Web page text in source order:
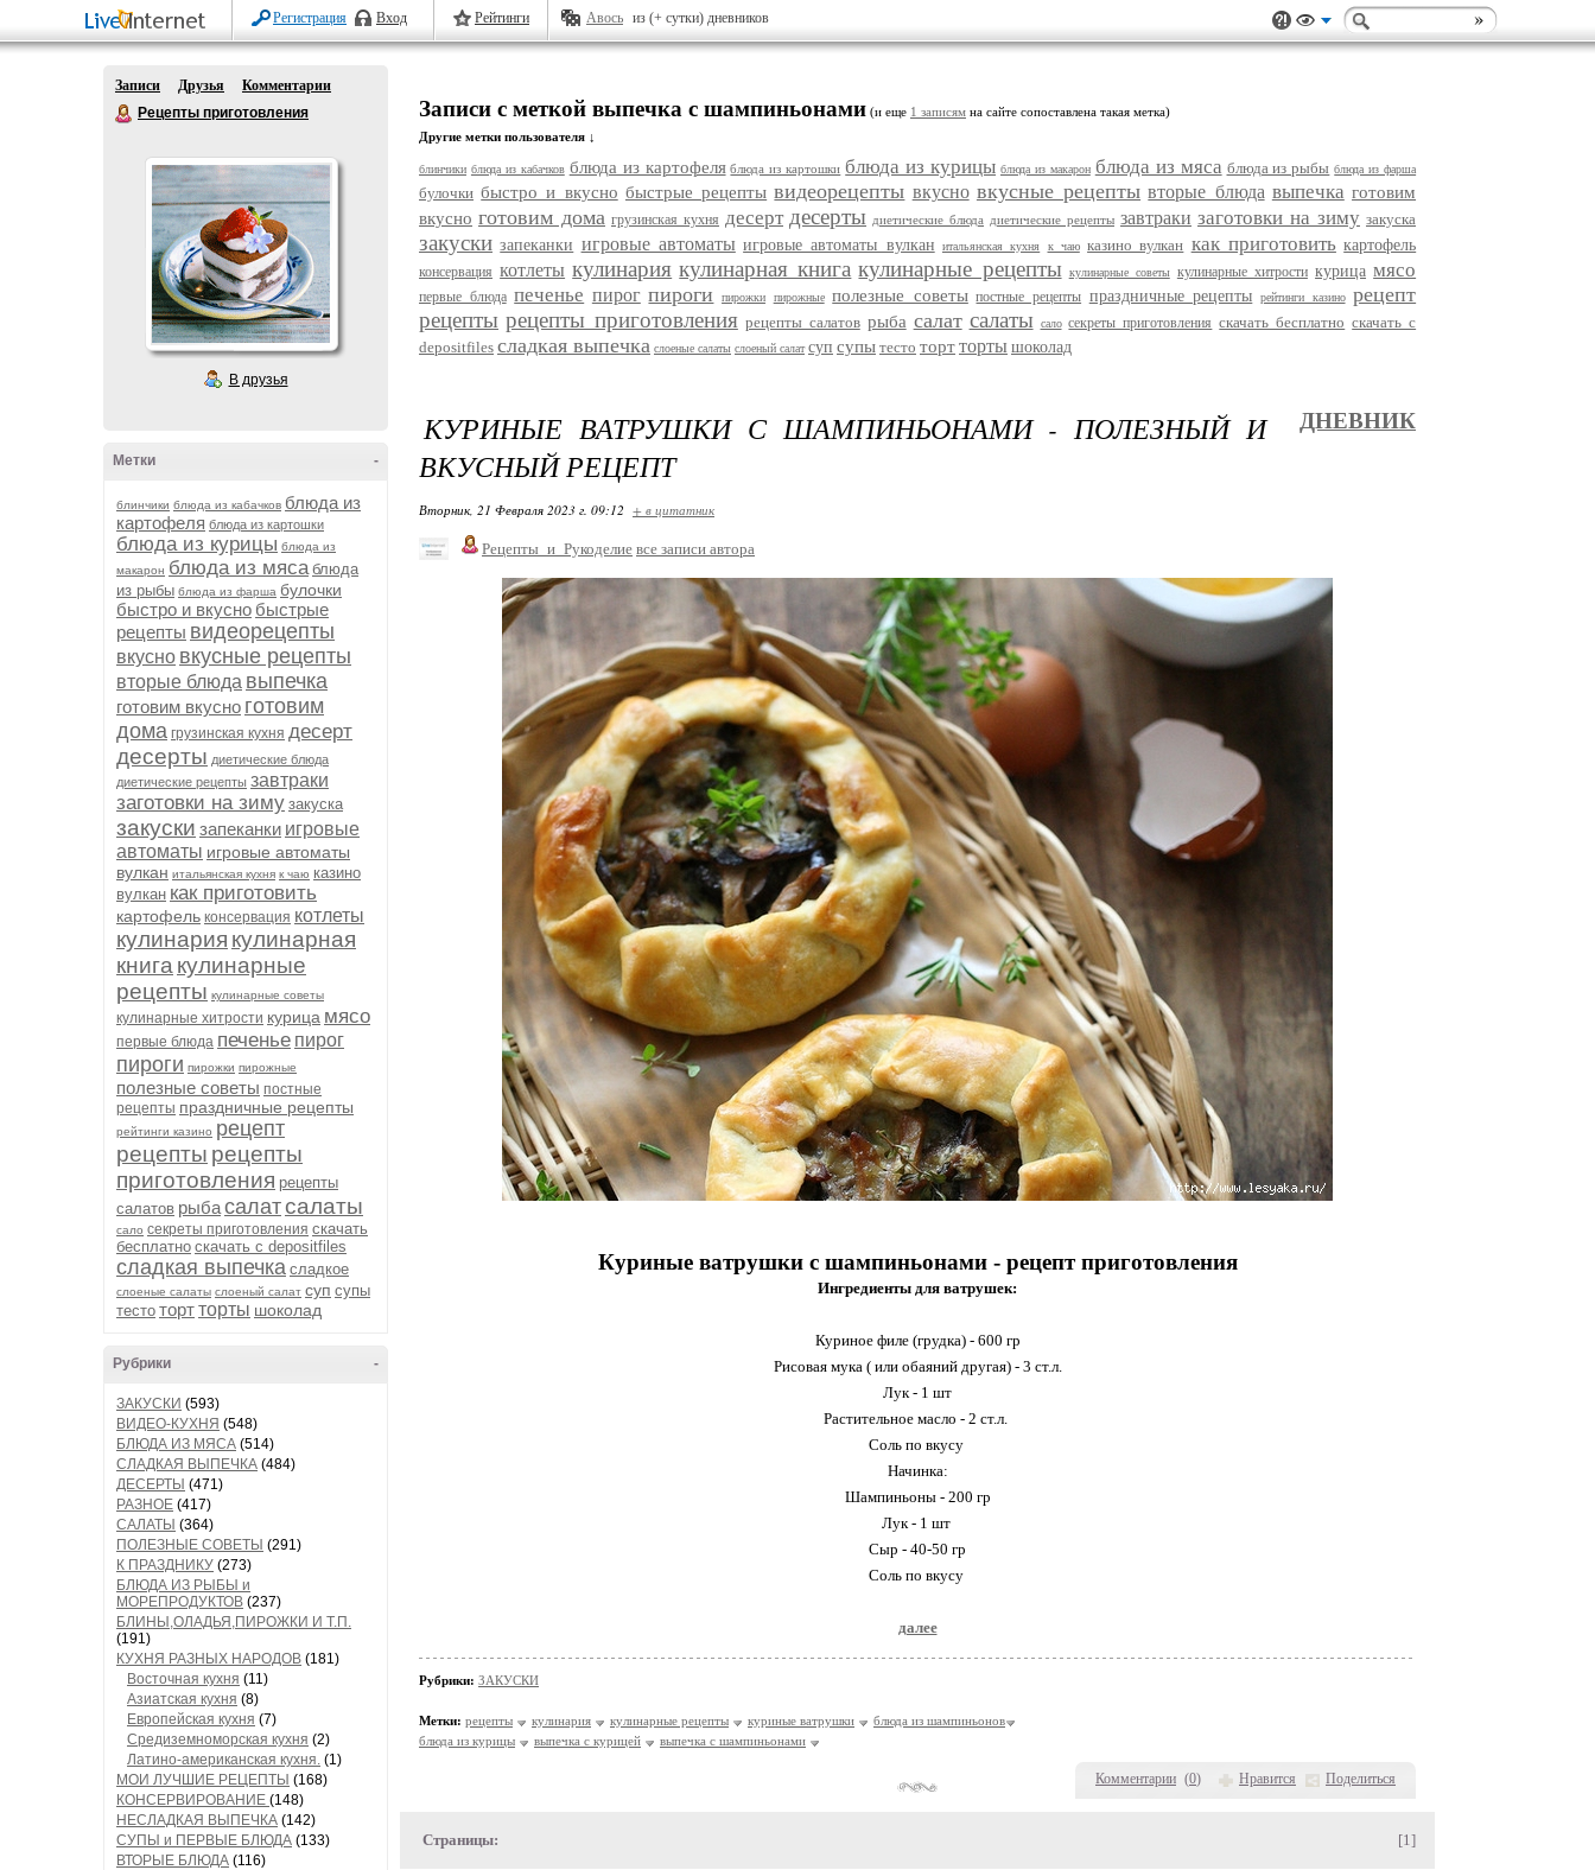
Регистрация Вход Рейтинги Авось из (+ сутки) дневников
Записи Друзья
Комментарии
Рецепты приготовления
В друзья
-
Метки
блинчики блюда из кабачков блюда из
картофеля блюда из картошки
блюда из курицы блюда из
макарон блюда из мяса блюда
из рыбы блюда из фарша булочки
быстро и вкусно быстрые
рецепты видеорецепты
вкусно вкусные рецепты
вторые блюда выпечка
готовим вкусно готовим
дома грузинская кухня десерт
десерты диетические блюда
диетические рецепты завтраки
заготовки на зиму закуска
закуски запеканки игровые
автоматы игровые автоматы
вулкан итальянская кухня к чаю казино
вулкан как приготовить
картофель консервация котлеты
кулинария кулинарная
книга кулинарные
рецепты кулинарные советы
кулинарные хитрости курица мясо
первые блюда печенье пирог
пироги пирожки пирожные
полезные советы постные
рецепты праздничные рецепты
рейтинги казино рецепт
рецепты рецепты
приготовления рецепты
салатов рыбасалатсалаты
сало секреты приготовления скачать
бесплатно скачать с depositfiles
сладкая выпечка сладкое
слоеные салаты слоеный салат суп супы
тесто тортторты шоколад
-
Рубрики
ЗАКУСКИ (593)
ВИДЕО-КУХНЯ (548)
БЛЮДА ИЗ МЯСА (514)
СЛАДКАЯ ВЫПЕЧКА (484)
ДЕСЕРТЫ (471)
РАЗНОЕ (417)
САЛАТЫ (364)
ПОЛЕЗНЫЕ СОВЕТЫ (291)
К ПРАЗДНИКУ (273)
БЛЮДА ИЗ РЫБЫ и
МОРЕПРОДУКТОВ (237)
БЛИНЫ,ОЛАДЬЯ,ПИРОЖКИ И Т.П.
(191)
КУХНЯ РАЗНЫХ НАРОДОВ (181)
Восточная кухня (11)
Азиатская кухня (8)
Европейская кухня (7)
Средиземноморская кухня (2)
Латино-американская кухня. (1)
МОИ ЛУЧШИЕ РЕЦЕПТЫ (168)
КОНСЕРВИРОВАНИЕ (148)
НЕСЛАДКАЯ ВЫПЕЧКА (142)
СУПЫ и ПЕРВЫЕ БЛЮДА (133)
ВТОРЫЕ БЛЮДА (116)
Записи с меткой выпечка с шампиньонами (и еще 1 записям на сайте сопоставлена такая метка)
Другие метки пользователя ↓
блинчики блюда из кабачков блюда из картофеля блюда из картошки блюда из курицы блюда из макарон блюда из мяса блюда из рыбы блюда из фарша
булочки быстро и вкусно быстрые рецепты видеорецепты вкусно вкусные рецепты вторые блюда выпечка готовим
вкусно готовим дома грузинская кухня десерт десерты диетические блюда диетические рецепты завтраки заготовки на зиму закуска
закуски запеканки игровые автоматы игровые автоматы вулкан итальянская кухня к чаю казино вулкан как приготовить картофель
консервация котлеты кулинария кулинарная книга кулинарные рецепты кулинарные советы кулинарные хитрости курица мясо
первые блюда печенье пирог пироги пирожки пирожные полезные советы постные рецепты праздничные рецепты рейтинги казино рецепт
рецепты рецепты приготовления рецепты салатов рыба салат салаты сало секреты приготовления скачать бесплатно скачать с
depositfiles сладкая выпечка слоеные салаты слоеный салат суп супы тесто тортторты шоколад
Комментарии (0) Нравится Поделиться
КУРИНЫЕ ВАТРУШКИ С ШАМПИНЬОНАМИ - ПОЛЕЗНЫЙ И
ВКУСНЫЙ РЕЦЕПТ
ДНЕВНИК
Вторник, 21 Февраля 2023 г. 09:12 + в цитатник
Рецепты_и_Рукоделие все записи автора
Куриные ватрушки с шампиньонами - рецепт приготовления
Ингредиенты для ватрушек:
Куриное филе (грудка) - 600 гр
Рисовая мука ( или обаяний другая) - 3 ст.л.
Лук - 1 шт
Растительное масло - 2 ст.л.
Соль по вкусу
Начинка:
Шампиньоны - 200 гр
Лук - 1 шт
Сыр - 40-50 гр
Соль по вкусу
далее
Рубрики: ЗАКУСКИ
Метки: рецепты кулинария кулинарные рецепты куриные ватрушки
блюда из шампиньонов
блюда из курицы
выпечка с курицей выпечка с шампиньонами
Страницы: [1]